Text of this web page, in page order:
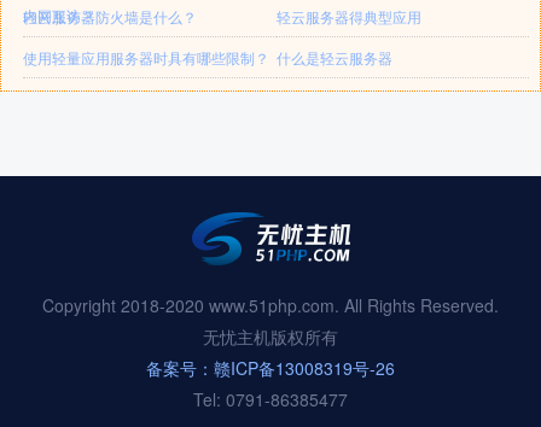
内网互访？
轻云服务器防火墙是什么？
轻云服务器得典型应用
使用轻量应用服务器时具有哪些限制？ 什么是轻云服务器
Copyright 2018-2020 www.51php.com. All Rights Reserved.
无忧主机版权所有
备案号：赣ICP备13008319号-26
Tel: 0791-86385477